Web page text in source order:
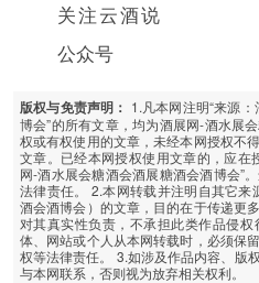
关注云酒说
公众号
版权与免责声明： 1.凡本网注明“来源
博会”的所有文章，均为酒展网-酒水展
权或有权使用的文章，未经本网授权不
文章。已经本网授权使用文章的，应在
网-酒水展会糖酒会酒展糖酒会酒博会”
法律责任。 2.本网转载并注明自其它
酒会酒博会）的文章，目的在于传递更
对其真实性负责，不承担此类作品侵
体、网站或个人从本网转载时，必须保
权等法律责任。 3.如涉及作品内容、版
与本网联系，否则视为放弃相关权利。